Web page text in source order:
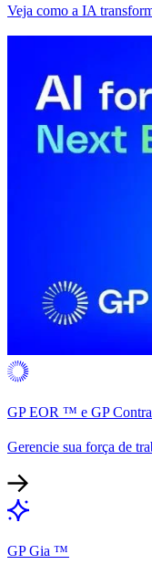
Veja como a IA
GP EOR ™ e GP
Gerencie sua força de
GP Gia ™​​